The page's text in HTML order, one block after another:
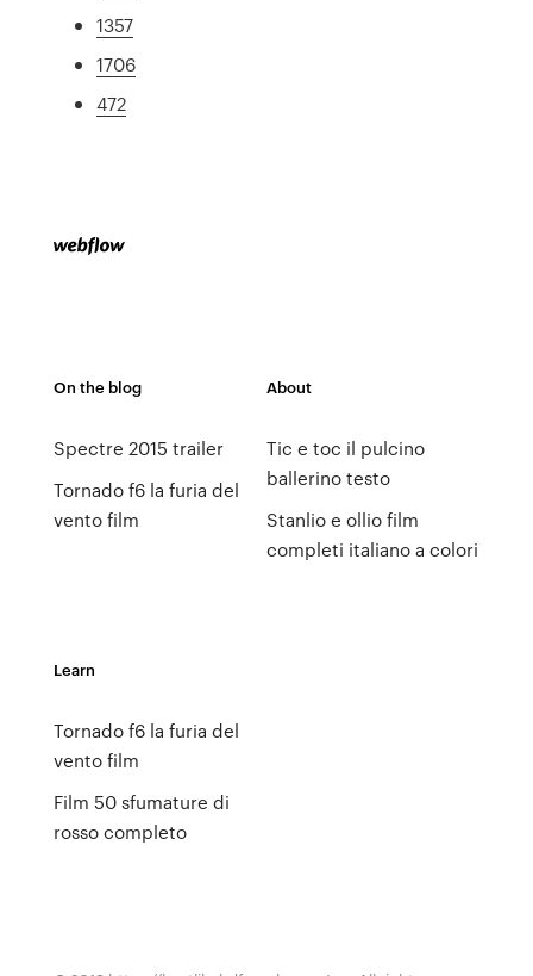
1357
1706
472
On the blog
Spectre 2015 trailer
Tornado f6 la furia del
vento film
About
Tic e toc il pulcino
ballerino testo
Stanlio e ollio film
completi italiano a colori
Learn
Tornado f6 la furia del
vento film
Film 50 sfumature di
rosso completo